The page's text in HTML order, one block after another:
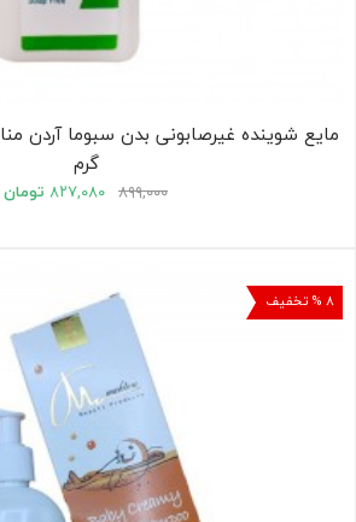
گرم
۸۹۹,۰۰۰ ۸۲۷,۰۸۰ تومان
۸ % تخفیف